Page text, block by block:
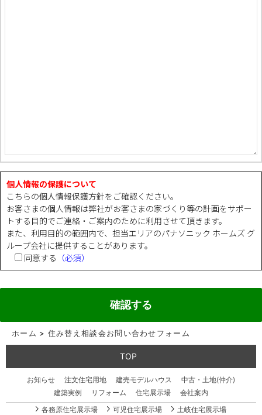
個人情報の保護について
こちらの個人情報保護方針をご確認ください。
お客さまの個人情報は弊社がお客さまの家づくり等の計画をサポー
トする目的でご連絡・ご案内のために利用させて頂きます。
また、利用目的の範囲内で、担当エリアのパナソニック ホームズ グ
ループ会社に提供することがあります。
同意する （必須）
ホーム > 住み替え相談会お問い合わせフォーム
TOP
お知らせ 注文住宅用地 建売モデルハウス
中古・土地(仲介)
建築実例
リフォーム 住宅展示場
会社案内
各務原住宅展示場
可児住宅展示場 土岐住宅展示場